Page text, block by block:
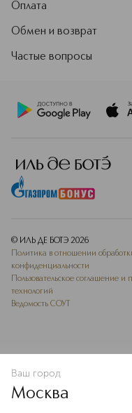
В КОРЗИНУ
Оплата
Обмен и возврат
Частые вопросы
© ИЛЬ ДЕ БОТЭ 2026
Политика в отношении
конфиденциальности
Пользовательское соглашение
технологий
Ведомость СОУТ
Ваш город
Москва